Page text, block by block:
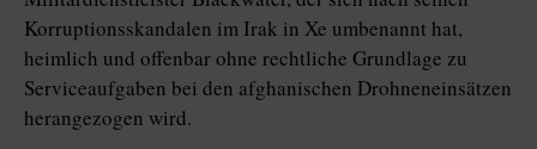
Korruptionsskandalen im Irak in Xe umbenannt hat,
heimlich und offenbar ohne rechtliche Grundlage zu
Serviceaufgaben bei den afghanischen Drohneneinsätzen
herangezogen wird.